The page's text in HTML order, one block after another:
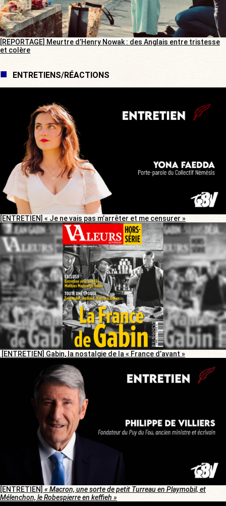
[REPORTAGE] Meurtre d’Henry Nowak : des Anglais entre tristesse
et colère
ENTRETIENS/RÉACTIONS
[ENTRETIEN] « Je ne vais pas m’arrêter et me censurer »
[ENTRETIEN] Gabin, la nostalgie de la « France d’avant »
[ENTRETIEN] « Macron, une sorte de petit Turreau en Playmobil, et
Mélenchon, le Robespierre en keffieh »